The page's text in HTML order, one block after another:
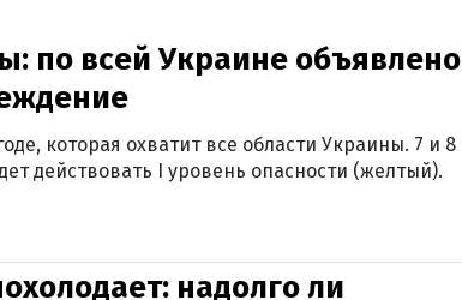
по всей Украине объявлено
которая охватит все области Украины. 7 и 8
действовать I уровень опасности (желтый).
надолго ли